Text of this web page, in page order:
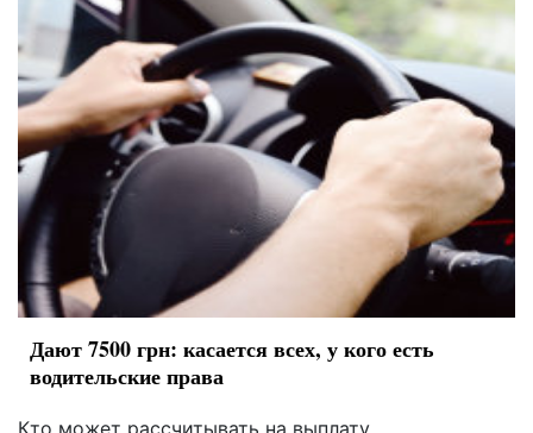
Дают 7500 грн: касается всех, у кого есть
водительские права
Кто может рассчитывать на выплату